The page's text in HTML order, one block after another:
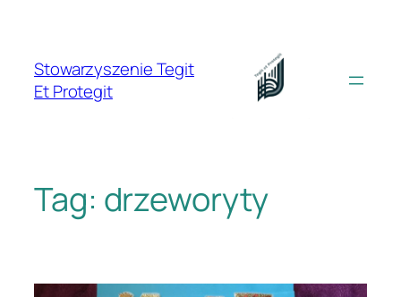
treściStowarzyszenie Tegit
Et Protegit
Tag: drzeworyty